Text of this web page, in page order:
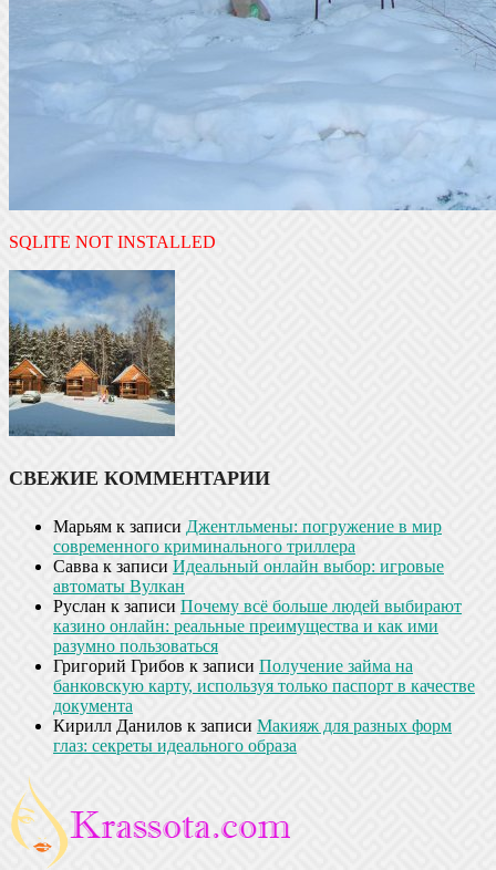
SQLITE NOT INSTALLED
СВЕЖИЕ КОММЕНТАРИИ
Марьям к записи Джентльмены: погружение в мир
современного криминального триллера
Савва к записи Идеальный онлайн выбор: игровые
автоматы Вулкан
Руслан к записи Почему всё больше людей выбирают
казино онлайн: реальные преимущества и как ими
разумно пользоваться
Григорий Грибов к записи Получение займа на
банковскую карту, используя только паспорт в качестве
документа
Кирилл Данилов к записи Макияж для разных форм
глаз: секреты идеального образа